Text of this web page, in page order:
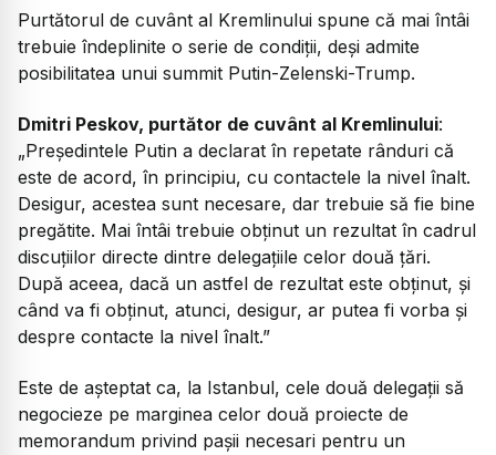
Purtătorul de cuvânt al Kremlinului spune că mai întâi
trebuie îndeplinite o serie de condiții, deși admite
posibilitatea unui summit Putin-Zelenski-Trump.
Dmitri Peskov, purtător de cuvânt al Kremlinului:
„Președintele Putin a declarat în repetate rânduri că
este de acord, în principiu, cu contactele la nivel înalt.
Desigur, acestea sunt necesare, dar trebuie să fie bine
pregătite. Mai întâi trebuie obținut un rezultat în cadrul
discuțiilor directe dintre delegațiile celor două țări.
După aceea, dacă un astfel de rezultat este obținut, și
când va fi obținut, atunci, desigur, ar putea fi vorba și
despre contacte la nivel înalt.”
Este de așteptat ca, la Istanbul, cele două delegații să
negocieze pe marginea celor două proiecte de
memorandum privind pașii necesari pentru un